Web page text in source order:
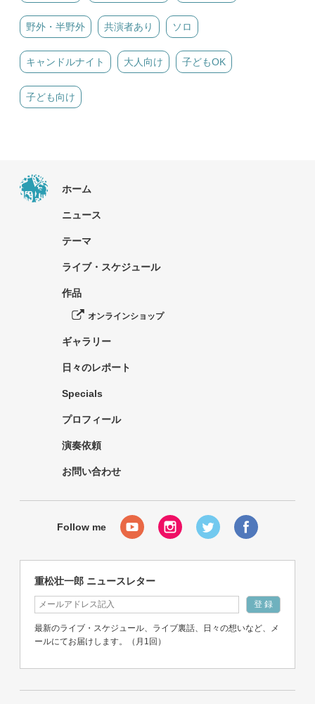
野外・半野外 共演者あり ソロ
キャンドルナイト 大人向け 子どもOK
子ども向け
ホーム
ニュース
テーマ
ライブ・スケジュール
作品
オンラインショップ
ギャラリー
日々のレポート
Specials
プロフィール
演奏依頼
お問い合わせ
重松壮一郎 ニュースレター
最新のライブ・スケジュール、ライブ裏話、日々の想いなど、メ
ールにてお届けします。（月1回）